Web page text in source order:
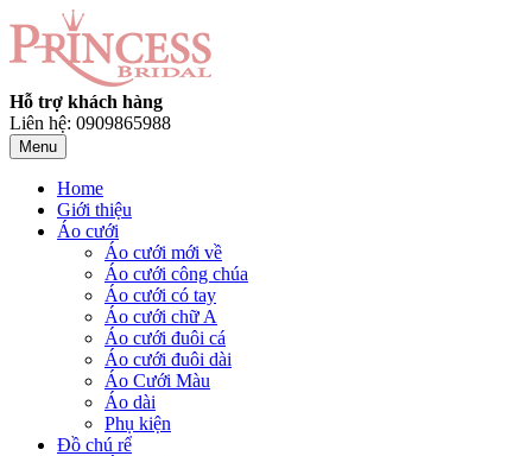
Hỗ trợ khách hàng
Liên hệ: 0909865988
Menu
Home
Giới thiệu
Áo cưới
Áo cưới mới về
Áo cưới công chúa
Áo cưới có tay
Áo cưới chữ A
Áo cưới đuôi cá
Áo cưới đuôi dài
Áo Cưới Màu
Áo dài
Phụ kiện
Đồ chú rể